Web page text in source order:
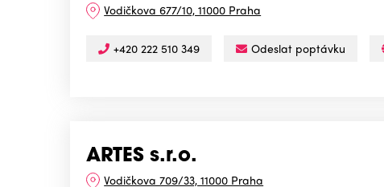
Vodičkova 677/10, 11000 Praha
+420 222 510 349 Odeslat poptávku
ARTES s.r.o.
Vodičkova 709/33, 11000 Praha